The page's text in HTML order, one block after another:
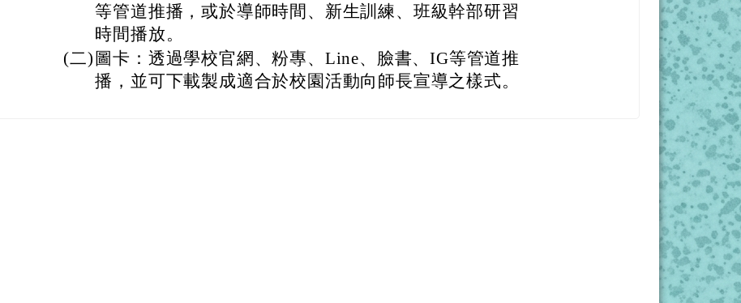
等管道推播，或於導師時間、新生訓練、班級幹部研習
時間播放。
(二) 圖卡：透過學校官網、粉專、Line、臉書、IG等管道推
播，並可下載製成適合於校園活動向師長宣導之樣式。